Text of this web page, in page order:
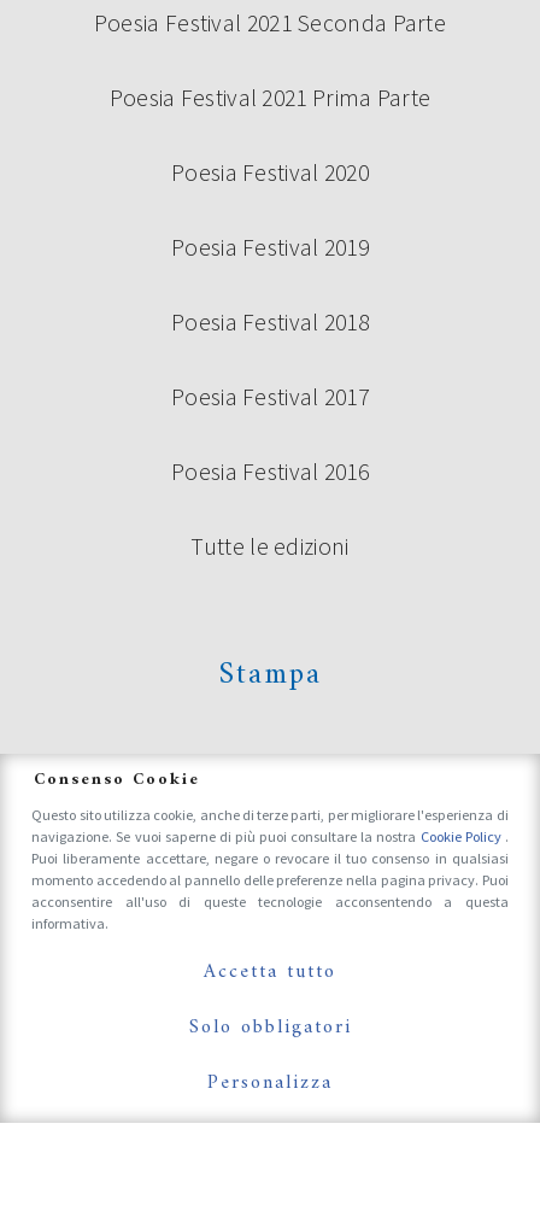
Poesia Festival 2021 Seconda Parte
Poesia Festival 2021 Prima Parte
Poesia Festival 2020
Poesia Festival 2019
Poesia Festival 2018
Poesia Festival 2017
Poesia Festival 2016
Tutte le edizioni
Stampa
Accrediti Stampa e Fotografi
Follow Us On
Consenso Cookie
Questo sito utilizza cookie, anche di terze parti, per migliorare l'esperienza di
navigazione. Se vuoi saperne di più puoi consultare la nostra Cookie Policy .
Puoi liberamente accettare, negare o revocare il tuo consenso in qualsiasi
momento accedendo al pannello delle preferenze nella pagina privacy. Puoi
acconsentire all'uso di queste tecnologie acconsentendo a questa
informativa.
Accetta tutto
Solo obbligatori
Personalizza